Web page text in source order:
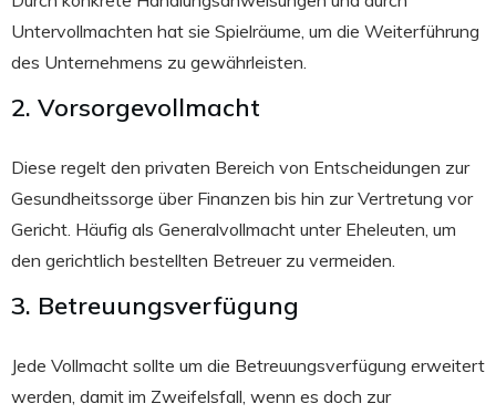
Untervollmachten hat sie Spielräume, um die Weiterführung
des Unternehmens zu gewährleisten.
2. Vorsorgevollmacht
Diese regelt den privaten Bereich von Entscheidungen zur
Gesundheitssorge über Finanzen bis hin zur Vertretung vor
Gericht. Häufig als Generalvollmacht unter Eheleuten, um
den gerichtlich bestellten Betreuer zu vermeiden.
3. Betreuungsverfügung
Jede Vollmacht sollte um die Betreuungsverfügung erweitert
werden, damit im Zweifelsfall, wenn es doch zur